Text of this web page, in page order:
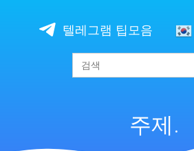
content
텔레그램 팁모음
Search
for:
주제.